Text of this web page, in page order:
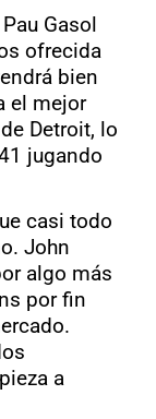
Gasol
ofrecida
bien
el mejor
Detroit, lo
jugando
casi todo
John
algo más
por fin
a